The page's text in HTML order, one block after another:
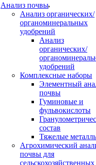
Анализ почвы
Анализ органических/
органоминеральных
удобрений
Анализ
органических/
удобрений
Комплексные наборы
Элементный
почвы
Гуминовые и
фульвокислоты
состав
Тяжелые
Агрохимический
почвы для
сельскохозяйственных